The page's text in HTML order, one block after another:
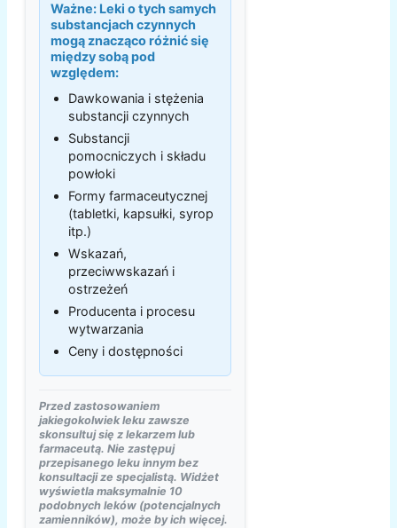
Ważne: Leki o tych samych
substancjach czynnych
mogą znacząco różnić się
między sobą pod
względem:
Dawkowania i stężenia
substancji czynnych
Substancji
pomocniczych i składu
powłoki
Formy farmaceutycznej
(tabletki, kapsułki, syrop
itp.)
Wskazań,
przeciwwskazań i
ostrzeżeń
Producenta i procesu
wytwarzania
Ceny i dostępności
Przed zastosowaniem
jakiegokolwiek leku zawsze
skonsultuj się z lekarzem lub
farmaceutą. Nie zastępuj
przepisanego leku innym bez
konsultacji ze specjalistą. Widżet
wyświetla maksymalnie 10
podobnych leków (potencjalnych
zamienników), może by ich więcej.